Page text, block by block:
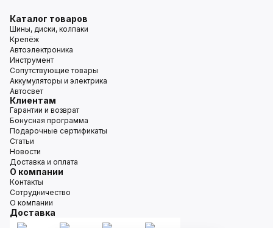
Каталог товаров
Шины, диски, колпаки
Крепёж
Автоэлектроника
Инструмент
Сопутствующие товары
Аккумуляторы и электрика
Автосвет
Клиентам
Гарантии и возврат
Бонусная программа
Подарочные сертификаты
Статьи
Новости
Доставка и оплата
О компании
Контакты
Сотрудничество
О компании
Доставка